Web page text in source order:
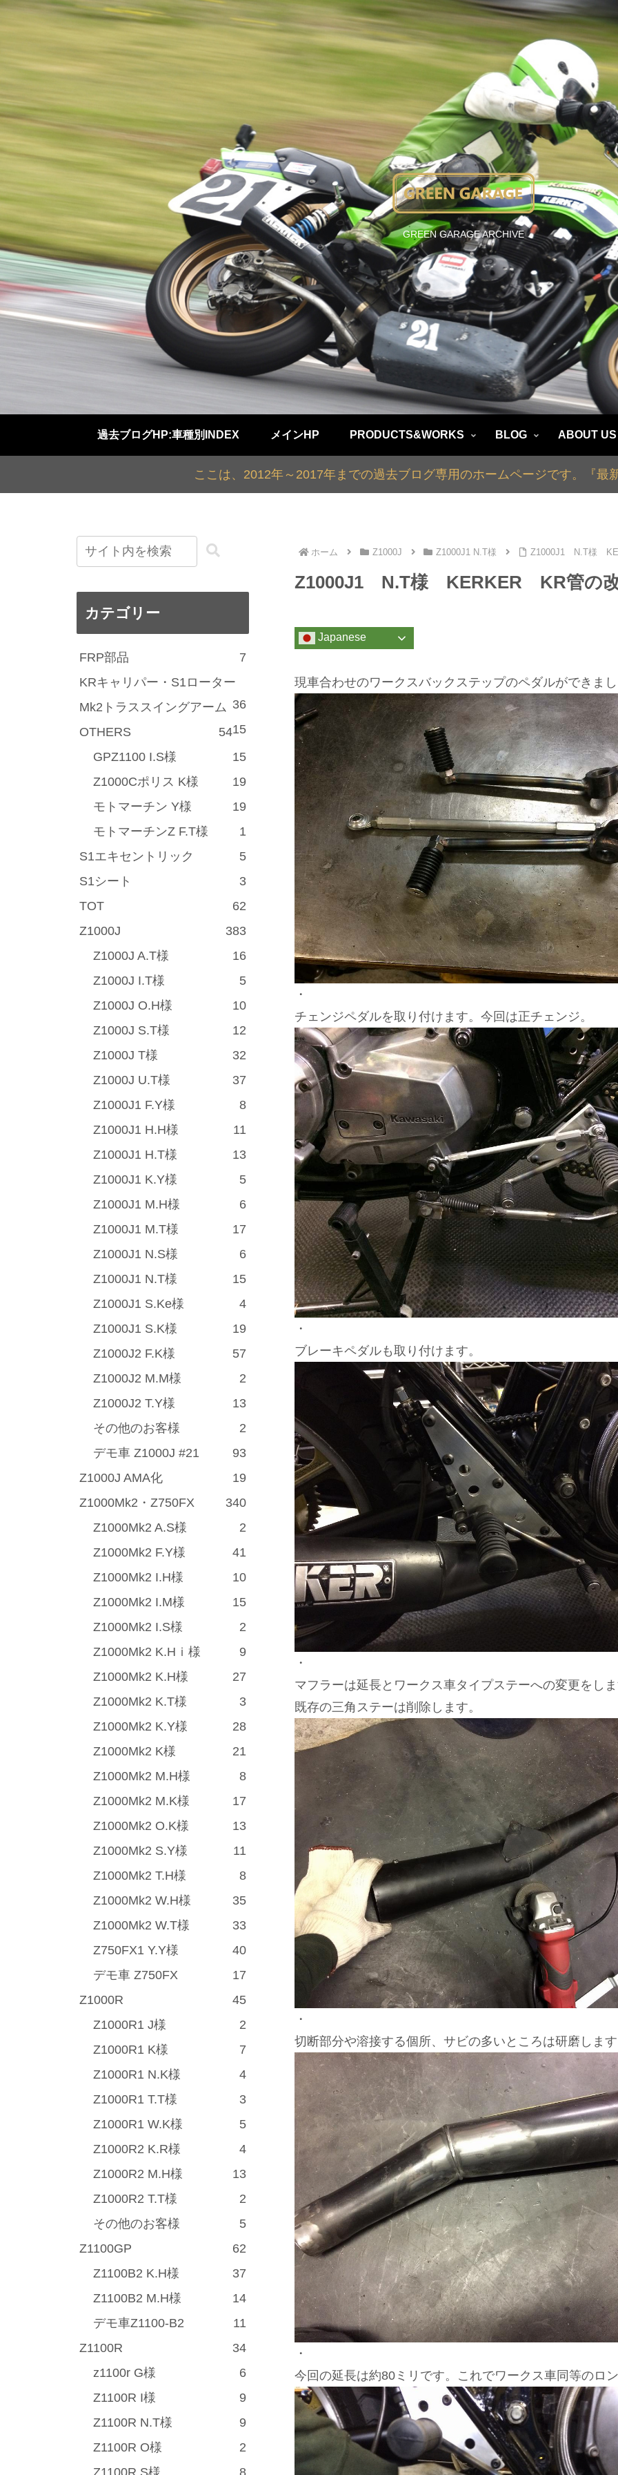
GREEN GARAGE ARCHIVE
過去ブログHP:車種別INDEX メインHP PRODUCTS&WORKS BLOG ABOUT US
ここは、2012年～2017年までの過去ブログ専用のホームページです。『最
ホーム Z1000J Z1000J1 N.T様 Z1000J1 N.T様
Z1000J1 N.T様 KERKER KR管の
Japanese
現車合わせのワークスバックステップのペダルができま
・
チェンジペダルを取り付けます。今回は正チェンジ。
・
ブレーキペダルも取り付けます。
・
マフラーは延長とワークス車タイプステーへの変更をし
既存の三角ステーは削除します。
・
切断部分や溶接する個所、サビの多いところは研磨しま
・
今回の延長は約80ミリです。これでワークス車同等のロ
カテゴリー
FRP部品
7
KRキャリパー・S1ローター
36
Mk2トラススイングアーム
15
OTHERS
54
GPZ1100 I.S様
15
Z1000Cポリス K様
19
モトマーチン Y様
19
モトマーチンZ F.T様
1
S1エキセントリック
5
S1シート
3
TOT
62
Z1000J
383
Z1000J A.T様
16
Z1000J I.T様
5
Z1000J O.H様
10
Z1000J S.T様
12
Z1000J T様
32
Z1000J U.T様
37
Z1000J1 F.Y様
8
Z1000J1 H.H様
11
Z1000J1 H.T様
13
Z1000J1 K.Y様
5
Z1000J1 M.H様
6
Z1000J1 M.T様
17
Z1000J1 N.S様
6
Z1000J1 N.T様
15
Z1000J1 S.Ke様
4
Z1000J1 S.K様
19
Z1000J2 F.K様
57
Z1000J2 M.M様
2
Z1000J2 T.Y様
13
その他のお客様
2
デモ車 Z1000J #21
93
Z1000J AMA化
19
Z1000Mk2・Z750FX
340
Z1000Mk2 A.S様
2
Z1000Mk2 F.Y様
41
Z1000Mk2 I.H様
10
Z1000Mk2 I.M様
15
Z1000Mk2 I.S様
2
Z1000Mk2 K.Hｉ様
9
Z1000Mk2 K.H様
27
Z1000Mk2 K.T様
3
Z1000Mk2 K.Y様
28
Z1000Mk2 K様
21
Z1000Mk2 M.H様
8
Z1000Mk2 M.K様
17
Z1000Mk2 O.K様
13
Z1000Mk2 S.Y様
11
Z1000Mk2 T.H様
8
Z1000Mk2 W.H様
35
Z1000Mk2 W.T様
33
Z750FX1 Y.Y様
40
デモ車 Z750FX
17
Z1000R
45
Z1000R1 J様
2
Z1000R1 K様
7
Z1000R1 N.K様
4
Z1000R1 T.T様
3
Z1000R1 W.K様
5
Z1000R2 K.R様
4
Z1000R2 M.H様
13
Z1000R2 T.T様
2
その他のお客様
5
Z1100GP
62
Z1100B2 K.H様
37
Z1100B2 M.H様
14
デモ車Z1100-B2
11
Z1100R
34
z1100r G様
6
Z1100R I様
9
Z1100R N.T様
9
Z1100R O様
2
Z1100R S様
8